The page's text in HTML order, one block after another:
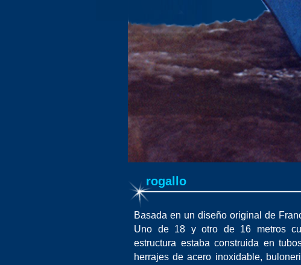
rogallo
Basada en un diseño original de
Uno de 18 y otro de 16 metros
estructura estaba construida en
herrajes de acero inoxidable,